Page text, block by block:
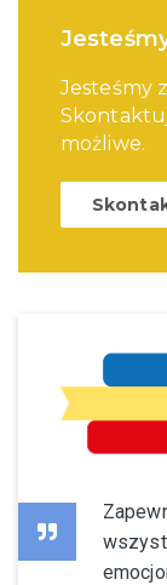
Jesteśmy
możliwe.